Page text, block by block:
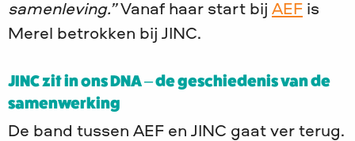
samenleving.”Vanaf haar start bij AEF is
Merel betrokken bij JINC.
JINC zit in ons DNA – de geschiedenis van de
samenwerking
De band tussen AEF en JINC gaat ver terug.